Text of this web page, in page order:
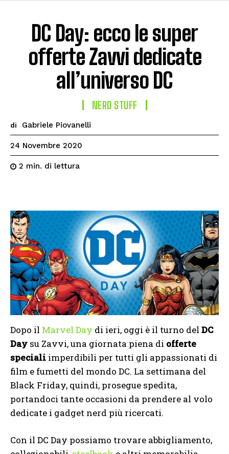
DC Day: ecco le super
offerte Zavvi dedicate
all’universo DC
NERD STUFF
di Gabriele Piovanelli
24 Novembre 2020
2 min. di lettura
Dopo il Marvel Day di ieri, oggi è il turno del DC
Day su Zavvi, una giornata piena di offerte
speciali imperdibili per tutti gli appassionati di
film e fumetti del mondo DC. La settimana del
Black Friday, quindi, prosegue spedita,
portandoci tante occasioni da prendere al volo
dedicate i gadget nerd più ricercati.
Con il DC Day possiamo trovare abbigliamento,